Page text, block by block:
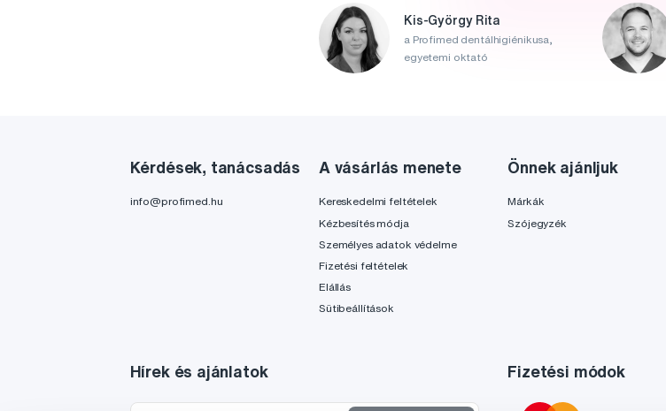
Kis-György Rita
a Profimed dentálhigiénikusa,
egyetemi oktató
Kérdések, tanácsadás
info@profimed.hu
A vásárlás menete
Kereskedelmi feltételek
Kézbesítés módja
Személyes adatok védelme
Fizetési feltételek
Elállás
Sütibeállítások
Önnek ajánljuk
Márkák
Szójegyzék
Hírek és ajánlatok Fizetési módok